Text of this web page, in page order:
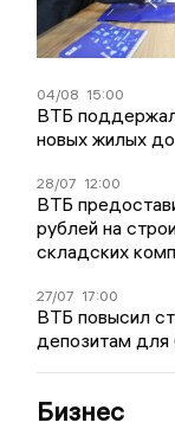
04/08 15:00
ВТБ
новых жилых
28/07 12:00
ВТБ
рублей на
складских
27/07 17:00
ВТБ повысил
депозитам для
Бизнес